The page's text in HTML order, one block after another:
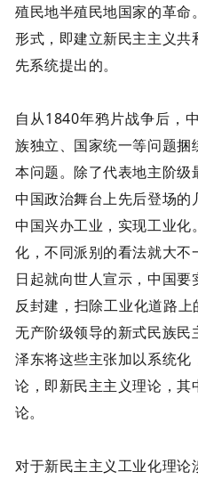
殖民地半殖民地国家的革
形式，即建立新民主主义
先系统提出的。
自从1840年鸦片战争后，
族独立、国家统一等问题
本问题。除了代表地主阶
中国政治舞台上先后登场
中国兴办工业，实现工业
化，不同派别的看法就大不
日起就向世人宣示，中国
反封建，扫除工业化道路上
无产阶级领导的新式民族
泽东将这些主张加以系统
论，即新民主主义理论，
论。
对于新民主主义工业化理